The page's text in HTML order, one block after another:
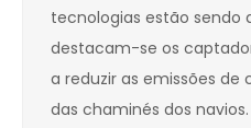
tecnologias estão sendo
destacam-se os
a reduzir as emissões
das chaminés dos